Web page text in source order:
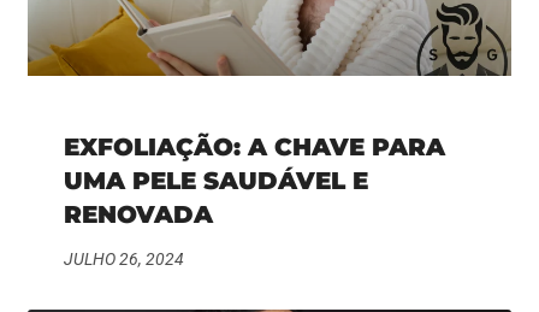
EXFOLIAÇÃO: A CHAVE PARA
UMA PELE SAUDÁVEL E
RENOVADA
JULHO 26, 2024